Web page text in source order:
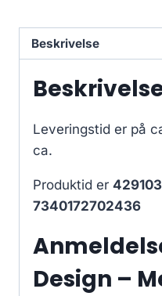
Beskrivelse
Leveringstid er på
ca.
Produktid er
7340172702436
Design –